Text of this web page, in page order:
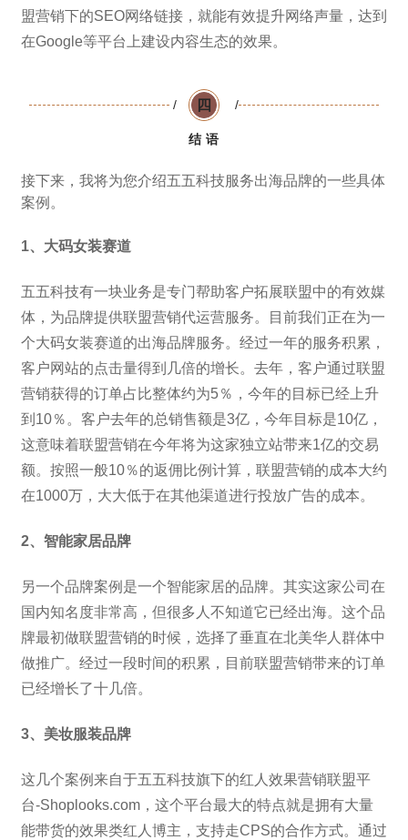
盟营销下的SEO网络链接，就能有效提升网络声量，达到
在Google等平台上建设内容生态的效果。
/ 四 /
结 语
接下来，我将为您介绍五五科技服务出海品牌的一些具体
案例。
1、大码女装赛道
五五科技有一块业务是专门帮助客户拓展联盟中的有效媒
体，为品牌提供联盟营销代运营服务。目前我们正在为一
个大码女装赛道的出海品牌服务。经过一年的服务积累，
客户网站的点击量得到几倍的增长。去年，客户通过联盟
营销获得的订单占比整体约为5％，今年的目标已经上升
到10％。客户去年的总销售额是3亿，今年目标是10亿，
这意味着联盟营销在今年将为这家独立站带来1亿的交易
额。按照一般10％的返佣比例计算，联盟营销的成本大约
在1000万，大大低于在其他渠道进行投放广告的成本。
2、智能家居品牌
另一个品牌案例是一个智能家居的品牌。其实这家公司在
国内知名度非常高，但很多人不知道它已经出海。这个品
牌最初做联盟营销的时候，选择了垂直在北美华人群体中
做推广。经过一段时间的积累，目前联盟营销带来的订单
已经增长了十几倍。
3、美妆服装品牌
这几个案例来自于五五科技旗下的红人效果营销联盟平
台-Shoplooks.com，这个平台最大的特点就是拥有大量
能带货的效果类红人博主，支持走CPS的合作方式。通过